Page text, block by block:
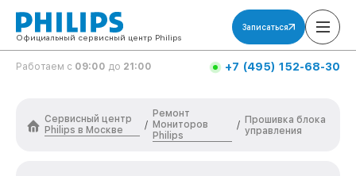
Официальный сервисный центр Philips
Записаться
Работаем с 09:00 до 21:00 +7 (495) 152-68-30
Сервисный центр
Philips в Москве
/
Ремонт
Мониторов
Philips
/ Прошивка блока
управления